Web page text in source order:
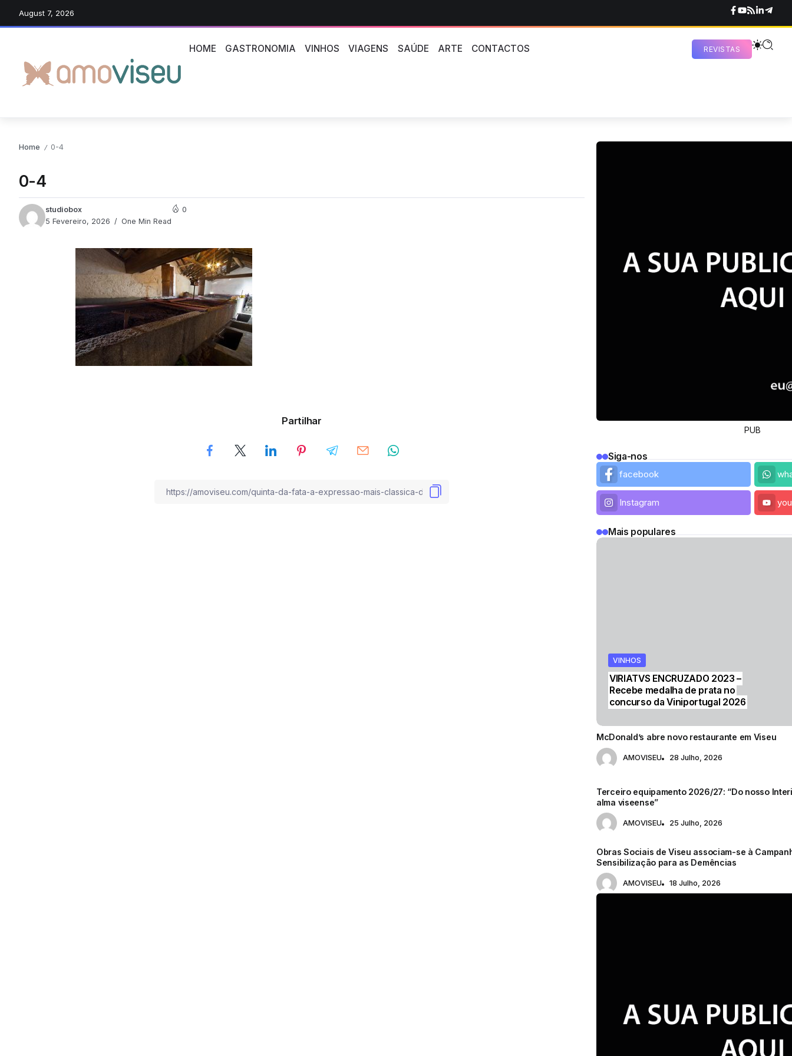
August 7, 2026
HOME GASTRONOMIA VINHOS VIAGENS SAÚDE ARTE CONTACTOS REVISTAS
Home / 0-4
0-4
studiobox
5 Fevereiro, 2026
One Min Read
0
Partilhar
PUB
Siga-nos
facebook
Instagram
Mais populares
VINHOS
VIRIATVS ENCRUZADO 2023 –
Recebe medalha de prata no
concurso da Viniportugal 2026
McDonald’s abre novo restaurante em Viseu
AMOVISEU 28 Julho, 2026
Terceiro equipamento 2026/27: “Do nosso
alma viseense”
AMOVISEU 25 Julho, 2026
Obras Sociais de Viseu associam-se à
Sensibilização para as Demências
AMOVISEU 18 Julho, 2026